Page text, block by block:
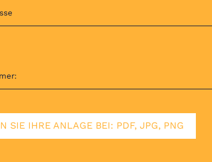
SIE IHRE ANLAGE BEI: PDF, JPG, PNG